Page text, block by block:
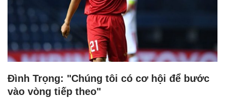
Đình Trọng: "Chúng tôi có cơ hội để bước
vào vòng tiếp theo"